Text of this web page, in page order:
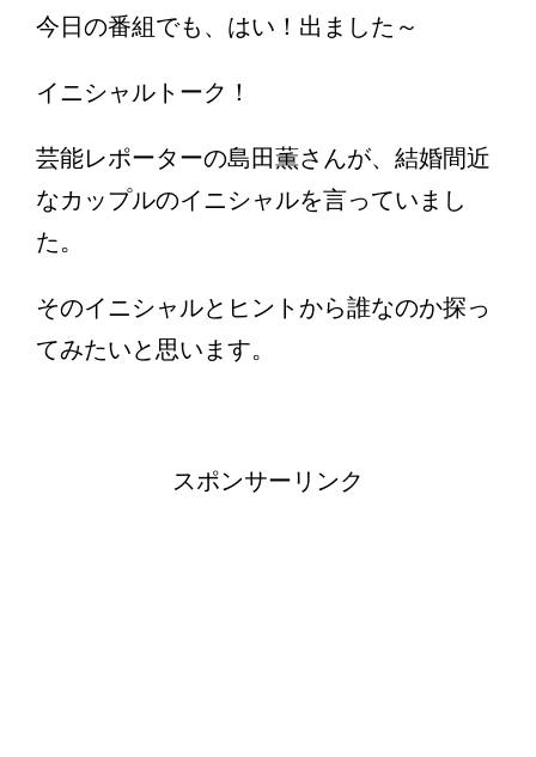
今日の番組でも、はい！出ました～
イニシャルトーク！
芸能レポーターの島田薫さんが、結婚間近
なカップルのイニシャルを言っていまし
た。
そのイニシャルとヒントから誰なのか探っ
てみたいと思います。
スポンサーリンク